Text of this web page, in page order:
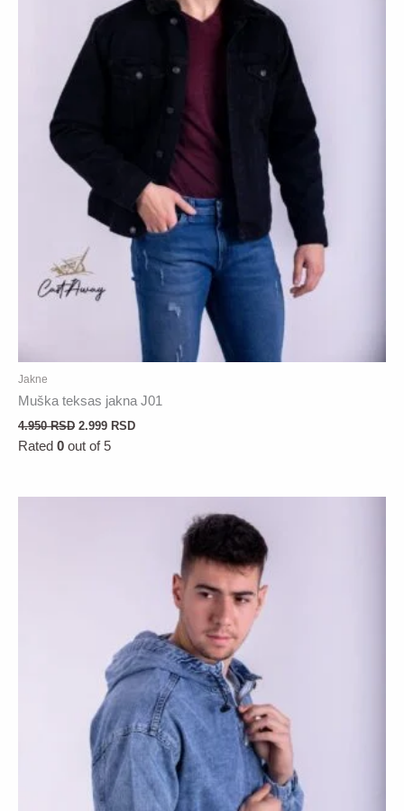
Jakne
Muška teksas jakna J01
4.950RSD 2.999 RSD
Rated 0 out of 5